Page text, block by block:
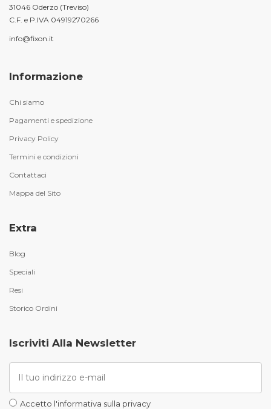
31046 Oderzo (Treviso)
C.F. e P.IVA 04919270266
info@fixon.it
Informazione
Chi siamo
Pagamenti e spedizione
Privacy Policy
Termini e condizioni
Contattaci
Mappa del Sito
Extra
Blog
Speciali
Resi
Storico Ordini
Iscriviti Alla Newsletter
Accetto l'informativa sulla privacy